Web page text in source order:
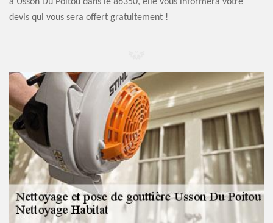
devis qui vous sera offert gratuitement !